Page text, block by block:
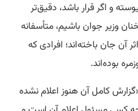
و اگر قرار باشد، دقیق‌تر
وزیر جوان باشیم، متأسفانه
آن جان باخته‌اند؛ افرادی که
بوده‌اند.
کامل آن هنوز اعلام نشده